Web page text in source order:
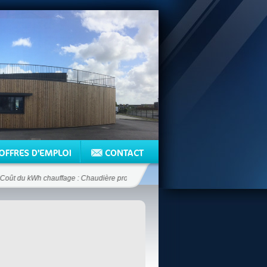
du kWh chauffage : Chaudière propane 12.5 c€/kWh - Chaudière fioul 6.6 c€/